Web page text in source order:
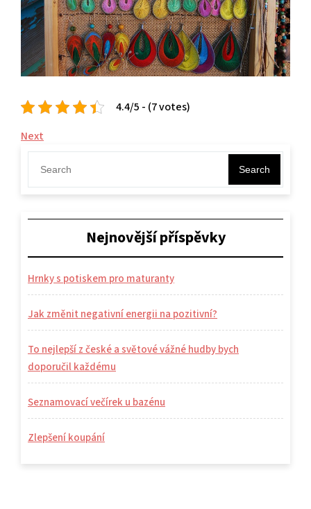
4.4/5 - (7 votes)
Navigace
pro
příspěvek
Next
Post
Next
Search
Nejnovější příspěvky
Hrnky s potiskem pro maturanty
Jak změnit negativní energii na pozitivní?
To nejlepší z české a světové vážné hudby bych
doporučil každému
Seznamovací večírek u bazénu
Zlepšení koupání